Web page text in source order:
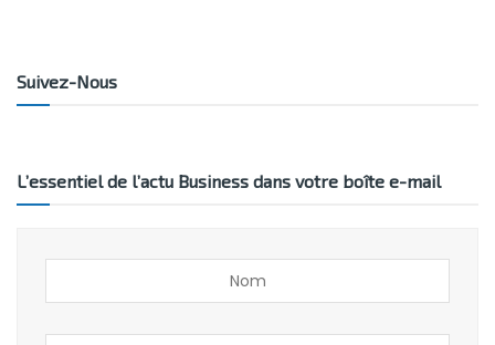
Suivez-Nous
L’essentiel de l’actu Business dans votre boîte e-mail